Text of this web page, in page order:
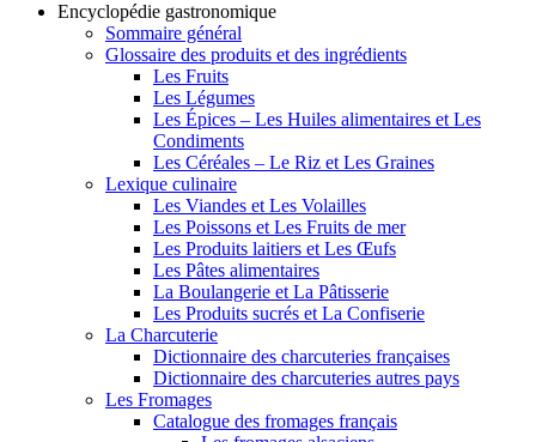
Encyclopédie gastronomique
Sommaire général
Glossaire des produits et des ingrédients
Les Fruits
Les Légumes
Les Épices – Les Huiles alimentaires et Les
Condiments
Les Céréales – Le Riz et Les Graines
Lexique culinaire
Les Viandes et Les Volailles
Les Poissons et Les Fruits de mer
Les Produits laitiers et Les Œufs
Les Pâtes alimentaires
La Boulangerie et La Pâtisserie
Les Produits sucrés et La Confiserie
La Charcuterie
Dictionnaire des charcuteries françaises
Dictionnaire des charcuteries autres pays
Les Fromages
Catalogue des fromages français